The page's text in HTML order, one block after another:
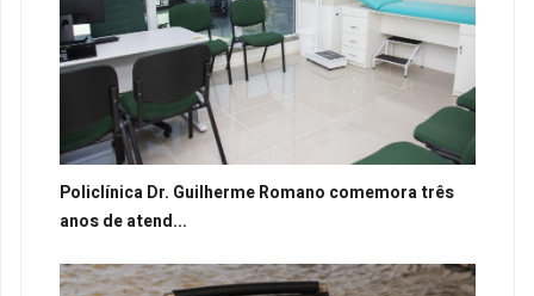
Policlínica Dr. Guilherme Romano comemora três
anos de atend...